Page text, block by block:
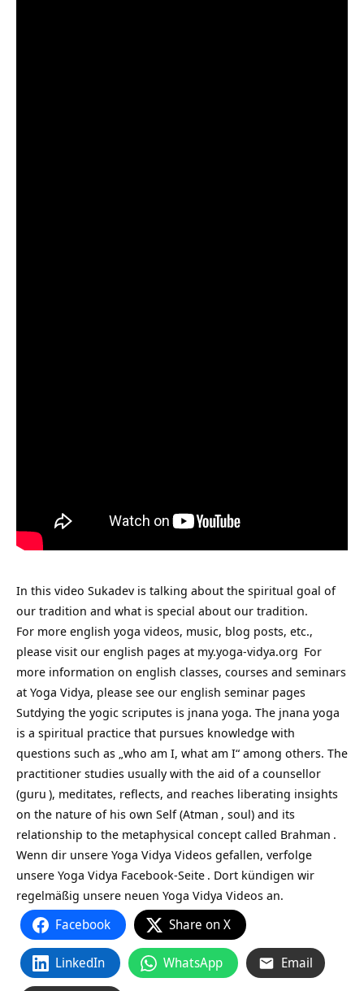
In this video Sukadev is talking about the spiritual goal of
our tradition and what is special about our tradition.
For more english yoga videos, music, blog posts, etc.,
please visit our english pages at my.yoga-vidya.org For
more information on english classes, courses and seminars
at Yoga Vidya, please see our english seminar pages
Sutdying the yogic scriputes is jnana yoga. The jnana yoga
is a spiritual practice that pursues knowledge with
questions such as „who am I, what am I“ among others. The
practitioner studies usually with the aid of a counsellor
(guru ), meditates, reflects, and reaches liberating insights
on the nature of his own Self (Atman , soul) and its
relationship to the metaphysical concept called Brahman .
Wenn dir unsere Yoga Vidya Videos gefallen, verfolge
unsere Yoga Vidya Facebook-Seite . Dort kündigen wir
regelmäßig unsere neuen Yoga Vidya Videos an.
Facebook Share on X
LinkedIn WhatsApp Email